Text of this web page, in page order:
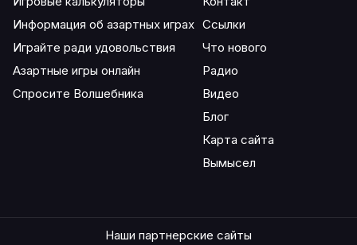
Информация об азартных играх
Играйте ради удовольствия
Азартные игры онлайн
Спросите Волшебника
Ссылки
Что нового
Радио
Видео
Блог
Карта сайта
Вымысел
Наши партнерские сайты